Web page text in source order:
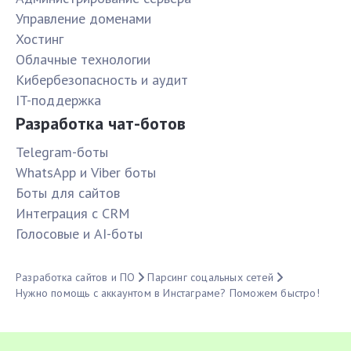
Управление доменами
Хостинг
Облачные технологии
Кибербезопасность и аудит
IT-поддержка
Разработка чат-ботов
Telegram-боты
WhatsApp и Viber боты
Боты для сайтов
Интеграция с CRM
Голосовые и AI-боты
Разработка сайтов и ПО
Парсинг соцальных сетей
Нужно помощь с аккаунтом в Инстаграме? Поможем быстро!